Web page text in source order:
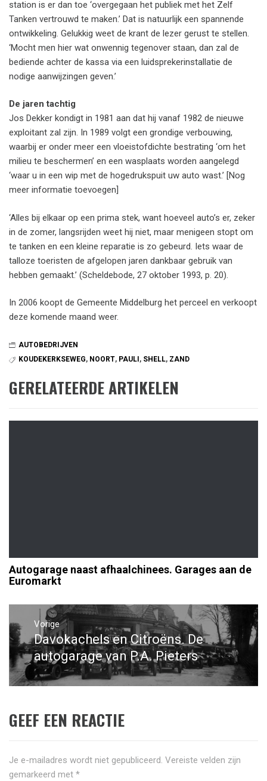
station is er dan toe ‘overgegaan het publiek met het Zelf
Tanken vertrouwd te maken.’ Dat is natuurlijk een spannende
ontwikkeling. Gelukkig weet de krant de lezer gerust te stellen.
‘Mocht men hier wat onwennig tegenover staan, dan zal de
bediende achter de kassa via een luidsprekerinstallatie de
nodige aanwijzingen geven.’
De jaren tachtig
Jos Dekker kondigt in 1981 aan dat hij vanaf 1982 de nieuwe
exploitant zal zijn. In 1989 volgt een grondige verbouwing,
waarbij er onder meer een vloeistofdichte bestrating ‘om het
milieu te beschermen’ en een wasplaats worden aangelegd
‘waar u in een wip met de hogedrukspuit uw auto wast.’ [Nog
meer informatie toevoegen]
‘Alles bij elkaar op een prima stek, want hoeveel auto’s er, zeker
in de zomer, langsrijden weet hij niet, maar menigeen stopt om
te tanken en een kleine reparatie is zo gebeurd. Iets waar de
talloze toeristen de afgelopen jaren dankbaar gebruik van
hebben gemaakt.’ (Scheldebode, 27 oktober 1993, p. 20).
In 2006 koopt de Gemeente Middelburg het perceel en verkoopt
deze komende maand weer.
AUTOBEDRIJVEN
KOUDEKERKSEWEG, NOORT, PAULI , SHELL, ZAND
GERELATEERDE ARTIKELEN
Autogarage naast afhaalchinees. Garages aan de
Euromarkt
Bericht
navigatie
Vorige
Vorig
bericht:
Davokachels en Citroëns. De
autogarage van P.A. Pieters
GEEF EEN REACTIE
Je e-mailadres wordt niet gepubliceerd. Vereiste velden zijn
gemarkeerd met *